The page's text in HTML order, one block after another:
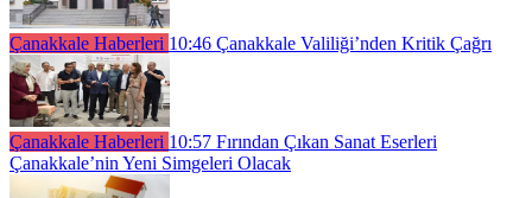
Çanakkale Haberleri 10:46 Çanakkale Valiliği’nden Kritik Çağrı
Çanakkale Haberleri 10:57 Fırından Çıkan Sanat Eserleri
Çanakkale’nin Yeni Simgeleri Olacak